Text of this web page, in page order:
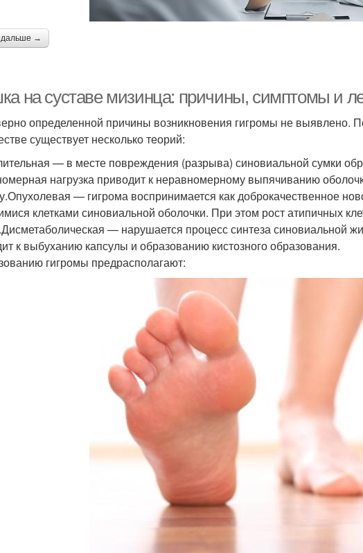
дальше →
на суставе мизинца: причины, симптомы и
определенной причины возникновения гигромы не выявлено.
существует несколько теорий:
— в месте повреждения (разрыва) синовиальной сумки
нагрузка приводит к неравномерному выпячиванию
— гигрома воспринимается как доброкачественное
клетками синовиальной оболочки. При этом рост атипичных
— нарушается процесс синтеза синовиальной
к выбуханию капсулы и образованию кистозного образования.
гигромы предрасполагают: